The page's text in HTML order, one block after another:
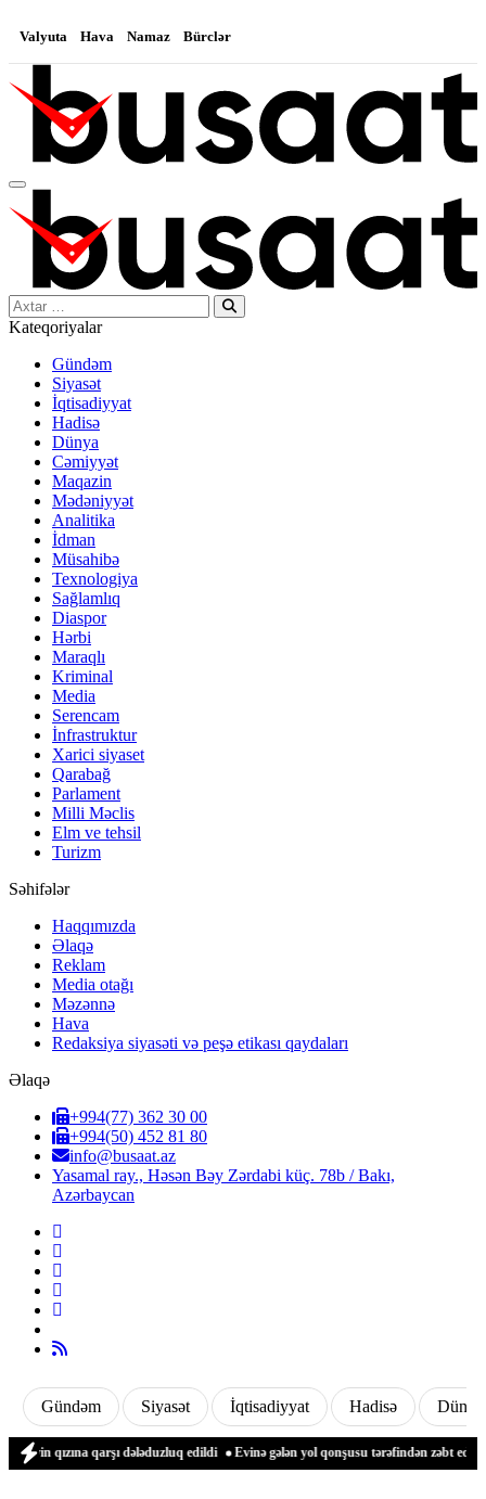
Valyuta Hava Namaz Bürclər
Search…
Kateqoriyalar
Gündəm
Siyasət
İqtisadiyyat
Hadisə
Dünya
Cəmiyyət
Maqazin
Mədəniyyət
Analitika
İdman
Müsahibə
Texnologiya
Sağlamlıq
Diaspor
Hərbi
Maraqlı
Kriminal
Media
Serencam
İnfrastruktur
Xarici siyaset
Qarabağ
Parlament
Milli Məclis
Elm ve tehsil
Turizm
Səhifələr
Haqqımızda
Əlaqə
Reklam
Media otağı
Məzənnə
Hava
Redaksiya siyasəti və peşə etikası qaydaları
Əlaqə
+994(77) 362 30 00
+994(50) 452 81 80
info@busaat.az
Yasamal ray., Həsən Bəy Zərdabi küç. 78b / Bakı,
Azərbaycan
Gündəm Siyasət İqtisadiyyat Hadisə Dünya
qarşı dələduzluq edildi Evinə gələn yol qonşusu tərəfindən zəbt edilən